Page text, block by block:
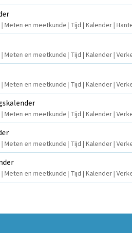
Meten en meetkunde | Tijd | Kalender |
Meten en meetkunde | Tijd | Kalender |
Meten en meetkunde | Tijd | Kalender |
Meten en meetkunde | Tijd | Kalender |
Meten en meetkunde | Tijd | Kalender |
Meten en meetkunde | Tijd | Kalender |